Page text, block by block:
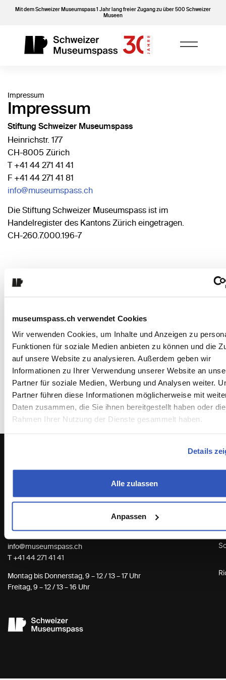
museumspass.ch verwendet Cookies
Wir verwenden Cookies, um Inhalte und Anzeigen zu
Funktionen für soziale Medien anbieten zu können und die
auf unsere Website zu analysieren. Außerdem geben wir
Informationen zu Ihrer Verwendung unserer Website an
Partner für soziale Medien, Werbung und Analysen weiter.
Partner führen diese Informationen möglicherweise mit
Daten zusammen, die Sie ihnen bereitgestellt haben oder
Rahmen Ihrer Nutzung der Dienste gesammelt haben.
Details
Alle zulassen
Anpassen
Mit dem Schweizer Museumspass 1 Jahr lang freier Zugang zu über 500 Schweizer
Museen
Impressum
Impressum
Stiftung Schweizer Museumspass
Heinrichstr. 177
CH-8005 Zürich
T +41 44 271 41 41
F +41 44 271 41 81
info@museumspass.ch
Die Stiftung Schweizer Museumspass ist im
Handelregister des Kantons Zürich eingetragen.
CH-260.7.000.196-7
Geltendmachung von Ansprüchen jeglicher Art ist
ausgeschlossen. Die Inhalte dieser Seite dürfen nicht
ohne ausdrückliche schriftliche Genehmigung des
Herausgebers in irgendeiner Form reproduziert oder
unter Verwendung elektronischer Systeme verarbeitet,
vervielfältigt oder verbreitet werden.
(Zürich, 01.05.2017)
Ein kulturelles Erlebnis mit dem
Schweizer Museumspass
CH-8005 Zürich
info@museumspass.ch
T +41 44 271 41 41
Montag bis Donnerstag, 9 – 12 / 13 – 17 Uhr
Freitag, 9 – 12 / 13 – 16 Uhr